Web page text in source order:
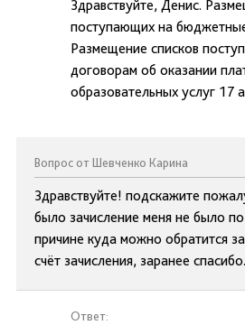
Здравствуйте, Денис.
поступающих на
Размещение списков
договорам об оказании
образовательных услуг 17
Вопрос от Шевченко Карина
Здравствуйте! подскажите
было зачисление меня не было
причине куда можно обратится
счёт зачисления, заранее спасибо.
Ответ: